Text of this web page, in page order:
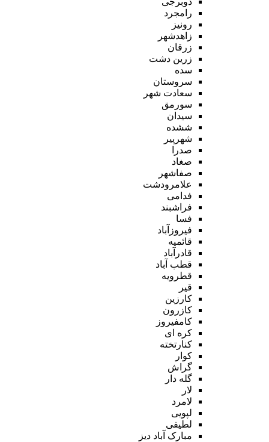
رامجرد
رونیز
زاهدشهر
زرقان
زرین دشت
سده
سروستان
سعادت شهر
سورمق
سیدان
ششده
شهرپیر
صدرا
صغاد
صفاشهر
علامرودشت
فدامی
فراشبند
فسا
فیروزآباد
قائمیه
قادرآباد
قطب آباد
قطرویه
قیر
کارزین
کازرون
کامفیروز
کره ای
کنارتخته
کوار
گراش
گله دار
لار
لامرد
لپویی
لطیفی
مبارک آباد دیز